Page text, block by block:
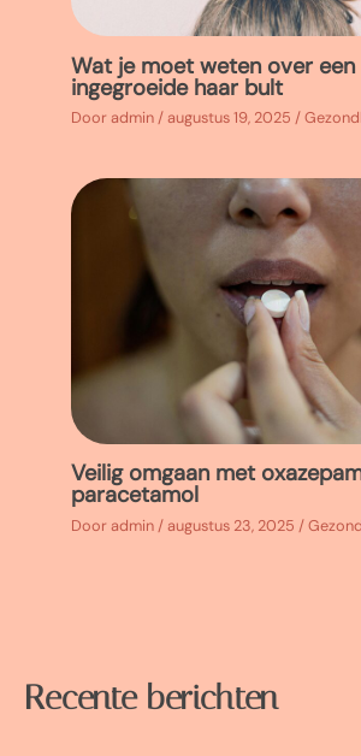
Wat je moet weten over een
ingegroeide haar bult
Dooradmin /augustus 19, 2025 /
Veilig omgaan met
paracetamol
Dooradmin /augustus 23, 2025 /
Recente berichten